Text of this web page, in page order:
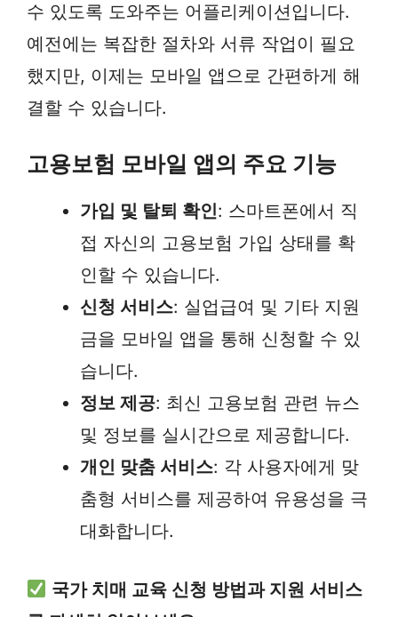
수 있도록 도와주는 어플리케이션입니다.
예전에는 복잡한 절차와 서류 작업이 필요
했지만, 이제는 모바일 앱으로 간편하게 해
결할 수 있습니다.
고용보험 모바일 앱의 주요 기능
가입 및 탈퇴 확인: 스마트폰에서 직
접 자신의 고용보험 가입 상태를 확
인할 수 있습니다.
신청 서비스: 실업급여 및 기타 지원
금을 모바일 앱을 통해 신청할 수 있
습니다.
정보 제공: 최신 고용보험 관련 뉴스
및 정보를 실시간으로 제공합니다.
개인 맞춤 서비스: 각 사용자에게 맞
춤형 서비스를 제공하여 유용성을 극
대화합니다.
국가 치매 교육 신청 방법과 지원 서비스